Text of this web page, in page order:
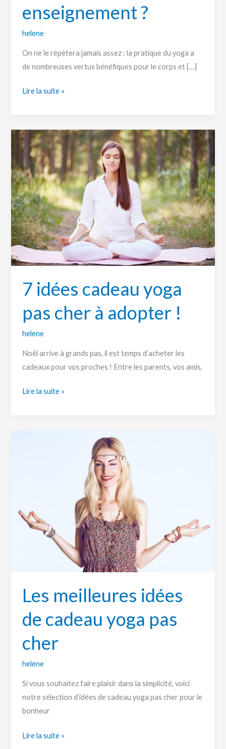
enseignement ?
helene
On ne le répètera jamais assez : la pratique du yoga a
de nombreuses vertus bénéfiques pour le corps et […]
Lire la suite »
7 idées cadeau yoga
pas cher à adopter !
helene
Noël arrive à grands pas, il est temps d’acheter les
cadeaux pour vos proches ! Entre les parents, vos amis,
7
idées
cadeau
yoga
pas
cher
à
adopter
!
Lire la suite »
Les meilleures idées
de cadeau yoga pas
cher
helene
Si vous souhaitez faire plaisir dans la simplicité, voici
notre sélection d’idées de cadeau yoga pas cher pour le
bonheur
pas
cher
Lire la suite »